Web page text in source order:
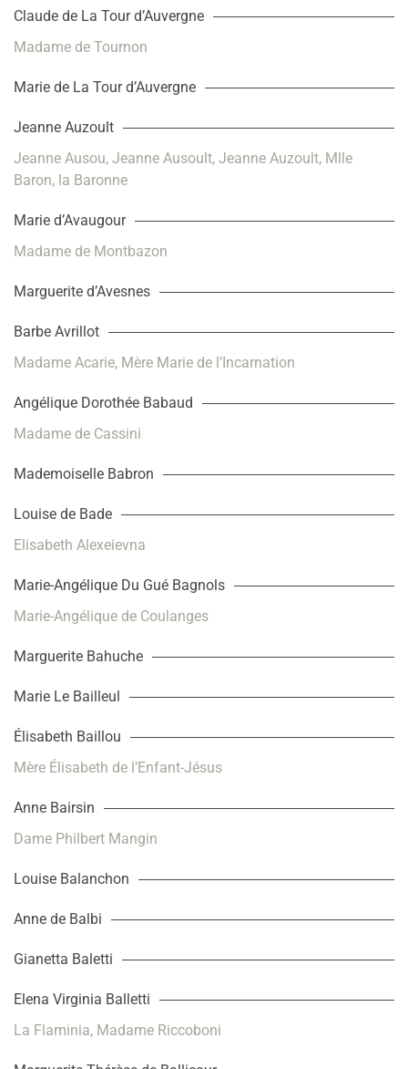
Claude de La Tour d’Auvergne
Madame de Tournon
Marie de La Tour d’Auvergne
Jeanne Auzoult
Jeanne Ausou, Jeanne Ausoult, Jeanne Auzoult, Mlle
Baron, la Baronne
Marie d’Avaugour
Madame de Montbazon
Marguerite d’Avesnes
Barbe Avrillot
Madame Acarie, Mère Marie de l’Incarnation
Angélique Dorothée Babaud
Madame de Cassini
Mademoiselle Babron
Louise de Bade
Elisabeth Alexeievna
Marie-Angélique Du Gué Bagnols
Marie-Angélique de Coulanges
Marguerite Bahuche
Marie Le Bailleul
Élisabeth Baillou
Mère Élisabeth de l’Enfant-Jésus
Anne Bairsin
Dame Philbert Mangin
Louise Balanchon
Anne de Balbi
Gianetta Baletti
Elena Virginia Balletti
La Flaminia, Madame Riccoboni